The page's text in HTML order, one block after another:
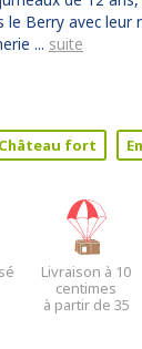
le Berry avec leur
... suite
Château fort
Livraison à 10
centimes
à partir de 35